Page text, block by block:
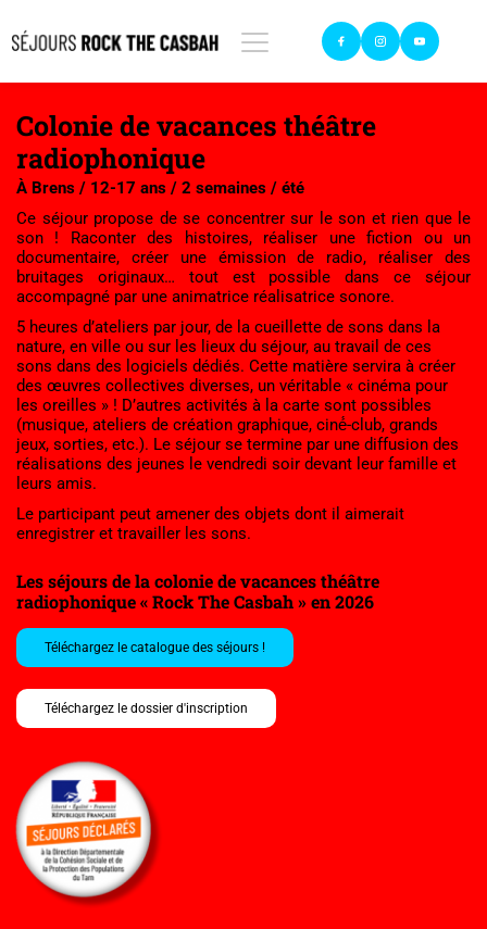
Colonie de vacances théâtre
radiophonique
À Brens / 12-17 ans / 2 semaines / été
Ce séjour propose de se concentrer sur le son et rien que le
son ! Raconter des histoires, réaliser une fiction ou un
documentaire, créer une émission de radio, réaliser des
bruitages originaux… tout est possible dans ce séjour
accompagné par une animatrice réalisatrice sonore.
5 heures d’ateliers par jour, de la cueillette de sons dans la
nature, en ville ou sur les lieux du séjour, au travail de ces
sons dans des logiciels dédiés. Cette matière servira à créer
des œuvres collectives diverses, un véritable « cinéma pour
les oreilles » ! D’autres activités à la carte sont possibles
(musique, ateliers de création graphique, ciné́-club, grands
jeux, sorties, etc.). Le séjour se termine par une diffusion des
réalisations des jeunes le vendredi soir devant leur famille et
leurs amis.
Le participant peut amener des objets dont il aimerait
enregistrer et travailler les sons.
Les séjours de la colonie de vacances théâtre
radiophonique « Rock The Casbah » en 2026
Téléchargez le catalogue des séjours !
Téléchargez le dossier d'inscription